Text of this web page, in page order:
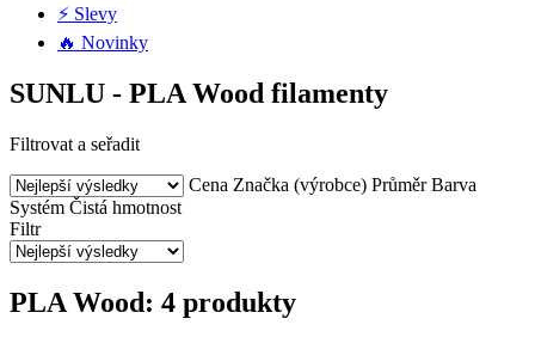
⚡ Slevy
🔥 Novinky
SUNLU - PLA Wood filamenty
Filtrovat a seřadit
Cena Značka (výrobce) Průměr Barva
Systém Čistá hmotnost
Filtr
PLA Wood: 4 produkty